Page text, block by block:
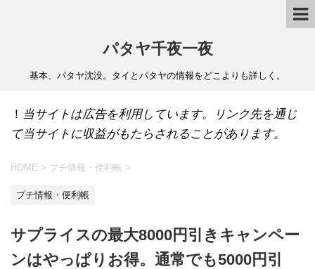
パタヤ千夜一夜
基本、パタヤ沈没。タイとパタヤの情報をどこよりも詳しく。
！ 当サイトは広告を利用しています。リンク先を通じ
て当サイトに収益がもたらされることがあります。
HOME > プチ情報・便利帳 >
プチ情報・便利帳
サプライスの最大8000円引きキャンペー
ンはやっぱりお得。通常でも5000円引